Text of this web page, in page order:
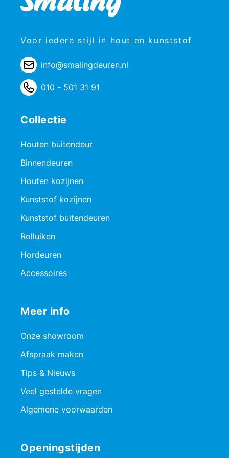
Voor iedere stijl in hout en kunststof
info@smalingdeuren.nl
010 - 501 31 91
Collectie
Houten buitendeur
Binnendeuren
Houten kozijnen
Kunststof kozijnen
Kunststof buitendeuren
Rolluiken
Hordeuren
Accessoires
Meer info
Onze showroom
Afspraak maken
Tips & Nieuws
Veel gestelde vragen
Algemene voorwaarden
Openingstijden